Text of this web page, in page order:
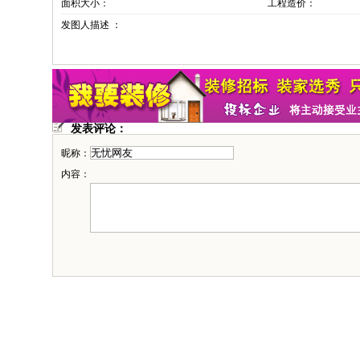
面积大小：
工程造价：
发图人描述 ：
发表评论：
昵称：
内容：